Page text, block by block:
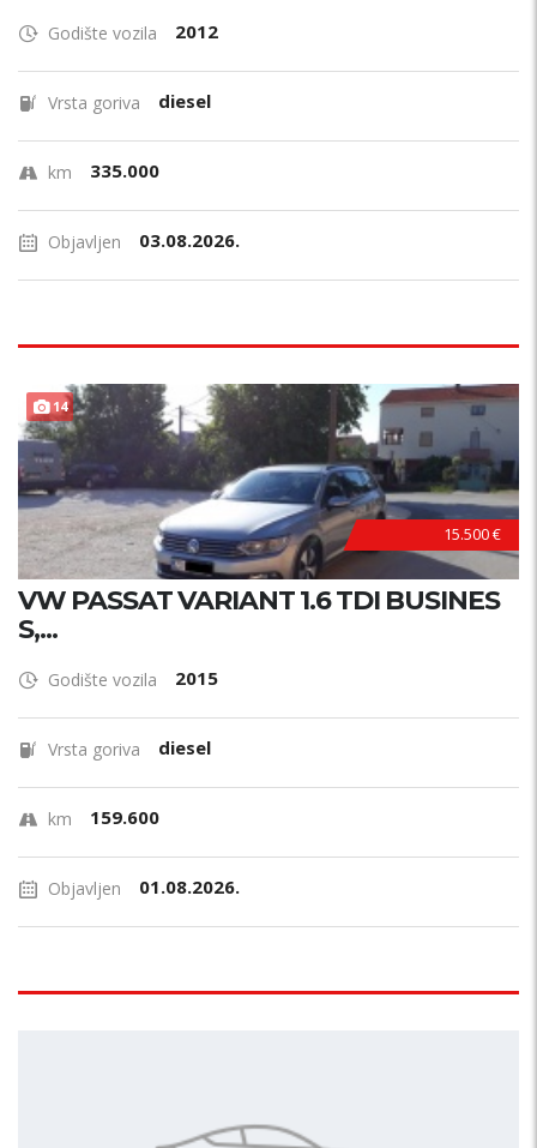
Godište vozila 2012
Vrsta goriva diesel
km 335.000
Objavljen 03.08.2026.
14
15.500 €
VW PASSAT VARIANT 1.6 TDI BUSINES
S,...
Godište vozila 2015
Vrsta goriva diesel
km 159.600
Objavljen 01.08.2026.